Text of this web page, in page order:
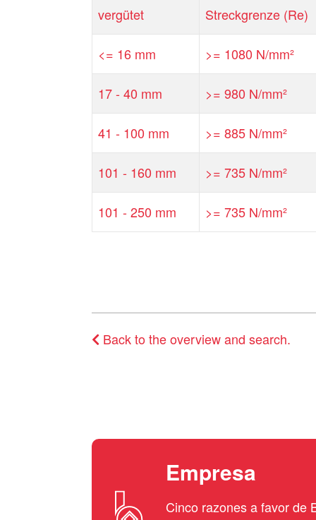
vergütet Streckgrenze (Re)
<= 16 mm >= 1080 N/mm²
17 - 40 mm >= 980 N/mm²
41 - 100 mm >= 885 N/mm²
101 - 160 mm >= 735 N/mm²
101 - 250 mm >= 735 N/mm²
Back to the overview and search.
Empresa
Cinco razones a favor de